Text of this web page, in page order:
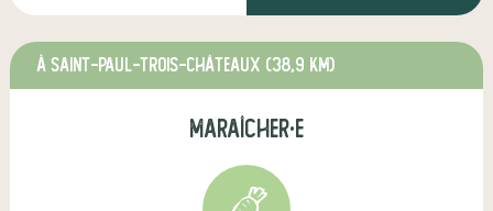
à Saint-Paul-Trois-Châteaux (38,9 km)
maraîcher·e